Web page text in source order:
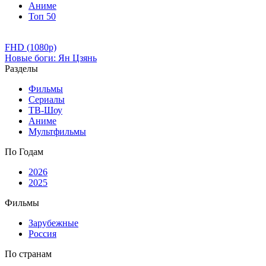
Аниме
Топ 50
FHD (1080p)
Новые боги: Ян Цзянь
Разделы
Фильмы
Сериалы
ТВ-Шоу
Аниме
Мультфильмы
По Годам
2026
2025
Фильмы
Зарубежные
Россия
По странам